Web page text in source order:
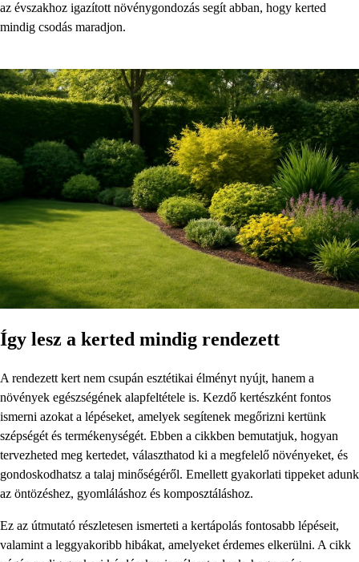
az évszakhoz igazított növénygondozás segít abban, hogy kerted
mindig csodás maradjon.
Így lesz a kerted mindig rendezett
A rendezett kert nem csupán esztétikai élményt nyújt, hanem a
növények egészségének alapfeltétele is. Kezdő kertészként fontos
ismerni azokat a lépéseket, amelyek segítenek megőrizni kertünk
szépségét és termékenységét. Ebben a cikkben bemutatjuk, hogyan
tervezheted meg kertedet, választhatod ki a megfelelő növényeket, és
gondoskodhatsz a talaj minőségéről. Emellett gyakorlati tippeket adunk
az öntözéshez, gyomláláshoz és komposztáláshoz.
Ez az útmutató részletesen ismerteti a kertápolás fontosabb lépéseit,
valamint a leggyakoribb hibákat, amelyeket érdemes elkerülni. A cikk